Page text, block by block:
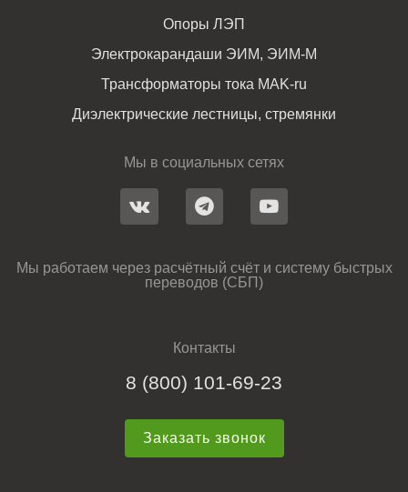
Опоры ЛЭП
Электрокарандаши ЭИМ, ЭИМ-М
Трансформаторы тока MAK-ru
Диэлектрические лестницы, стремянки
Мы в социальных сетях
Мы работаем через расчётный счёт и систему быстрых
переводов (СБП)
Контакты
8 (800) 101-69-23
Заказать звонок